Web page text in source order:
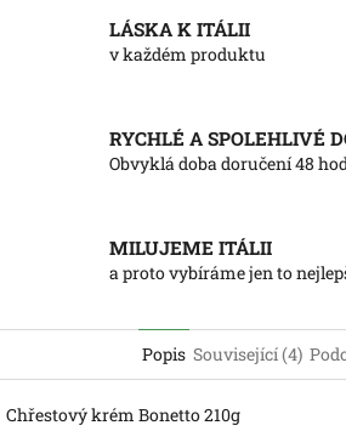
LÁSKA K ITÁLII
v každém produktu
RYCHLÉ A SPOLEHLIVÉ
Obvyklá doba doručení 48
MILUJEME ITÁLII
a proto vybíráme jen to
Popis Související (4)
Chřestový krém Bonetto 210g